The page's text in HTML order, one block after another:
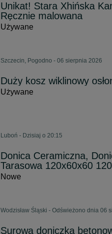
Unikat! Stara Xhińska
Ręcznie malowana
Używane
Szczecin, Pogodno - 06 sierpnia 2026
Duży kosz wiklinowy
Używane
Luboń - Dzisiaj o 20:15
Donica Ceramiczna,
Tarasowa 120x60x60
Nowe
Wodzisław Śląski - Odświeżono dnia 06
Surowa doniczka